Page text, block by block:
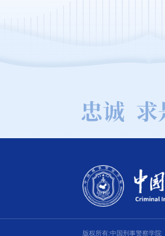
版权所有:中国刑事警察学院